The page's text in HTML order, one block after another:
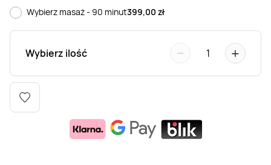
Weekend w SPA
Masaż klasyczny
Masaż Shiatsu
Pojazdy specjalne
Pojazdy militarne
Fitness
Tenis
Kurs żeglarski
Kurs motorowodny
Wybierz masaż - 90 minut399,00 zł
Wybierz ilość − 1 +